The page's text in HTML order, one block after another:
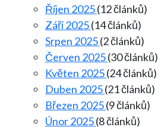
Říjen 2025(12 článků)
Září 2025(14 článků)
Srpen 2025(2 článků)
Červen 2025(30 článků)
Květen 2025(24 článků)
Duben 2025(21 článků)
Březen 2025(9 článků)
Únor 2025(8 článků)